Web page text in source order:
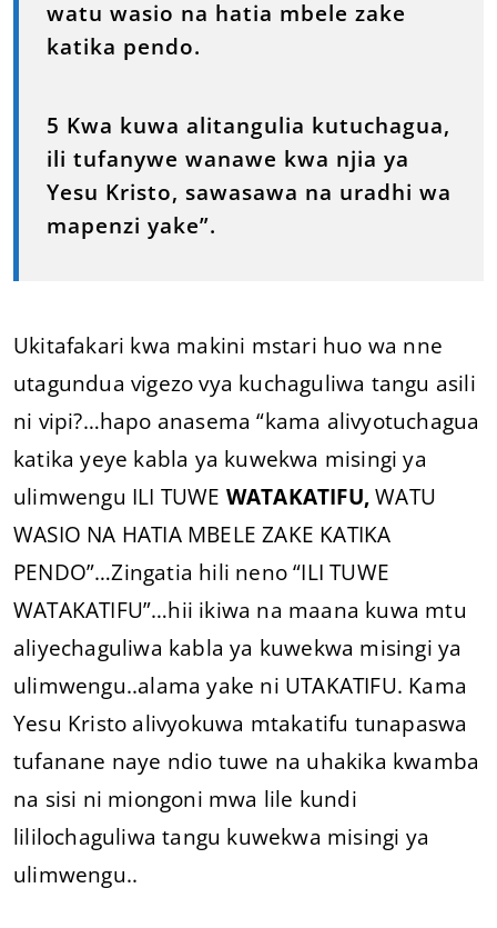
watu wasio na hatia mbele zake
katika pendo.
5 Kwa kuwa alitangulia kutuchagua,
ili tufanywe wanawe kwa njia ya
Yesu Kristo, sawasawa na uradhi wa
mapenzi yake”.
Ukitafakari kwa makini mstari huo wa nne
utagundua vigezo vya kuchaguliwa tangu asili
ni vipi?…hapo anasema “kama alivyotuchagua
katika yeye kabla ya kuwekwa misingi ya
ulimwengu ILI TUWE WATAKATIFU, WATU
WASIO NA HATIA MBELE ZAKE KATIKA
PENDO”…Zingatia hili neno “ILI TUWE
WATAKATIFU”…hii ikiwa na maana kuwa mtu
aliyechaguliwa kabla ya kuwekwa misingi ya
ulimwengu..alama yake ni UTAKATIFU. Kama
Yesu Kristo alivyokuwa mtakatifu tunapaswa
tufanane naye ndio tuwe na uhakika kwamba
na sisi ni miongoni mwa lile kundi
lililochaguliwa tangu kuwekwa misingi ya
ulimwengu..